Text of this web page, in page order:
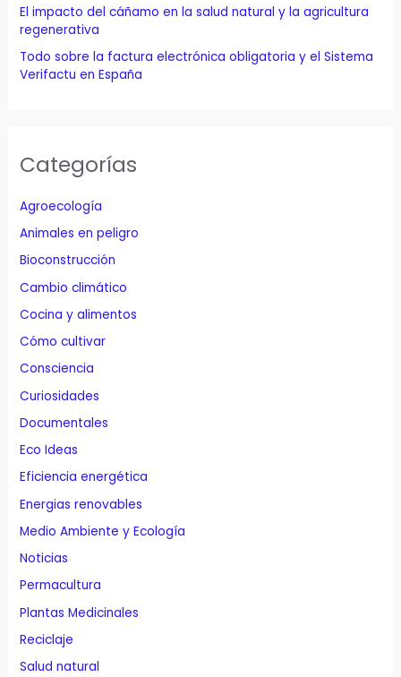
El impacto del cáñamo en la salud natural y la agricultura
regenerativa
Todo sobre la factura electrónica obligatoria y el Sistema
Verifactu en España
Categorías
Agroecología
Animales en peligro
Bioconstrucción
Cambio climático
Cocina y alimentos
Cómo cultivar
Consciencia
Curiosidades
Documentales
Eco Ideas
Eficiencia energética
Energias renovables
Medio Ambiente y Ecología
Noticias
Permacultura
Plantas Medicinales
Reciclaje
Salud natural